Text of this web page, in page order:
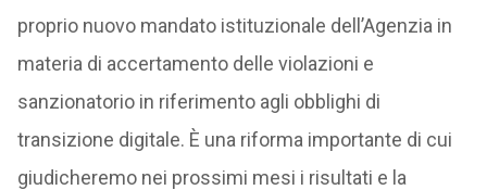
proprio nuovo mandato istituzionale dell’Agenzia in
materia di accertamento delle violazioni e
sanzionatorio in riferimento agli obblighi di
transizione digitale. È una riforma importante di cui
giudicheremo nei prossimi mesi i risultati e la